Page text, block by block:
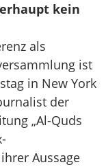
kein
als
ist
in New York
der
„Al-Quds
Aussage